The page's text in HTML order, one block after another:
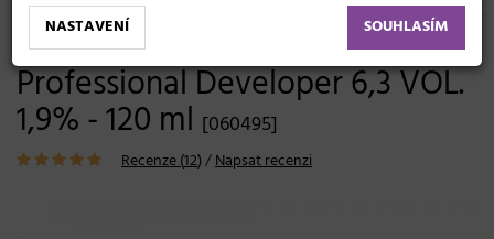
Oxidační krém Subrina
Professional Developer 6,3 VOL.
1,9% - 120 ml [060495]
Recenze (12)/Napsat recenzi
NASTAVENÍ SOUHLASÍM